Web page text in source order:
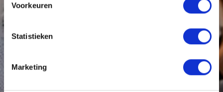
Voorkeuren
Statistieken
Marketing